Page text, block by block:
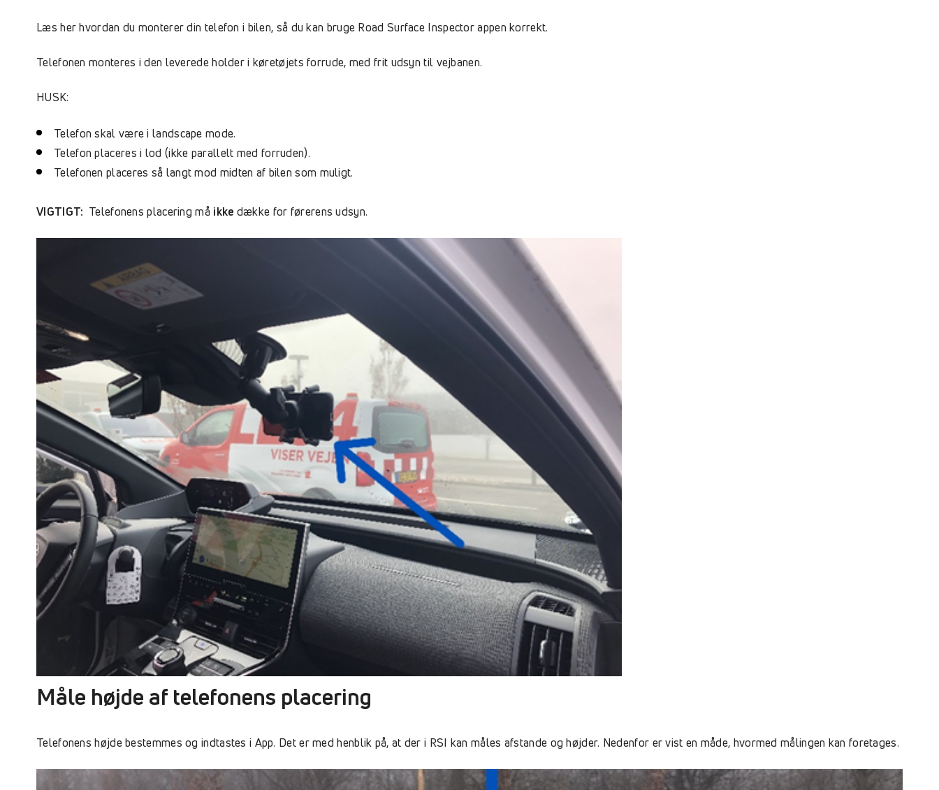
Læs her hvordan du monterer din telefon i bilen, så du kan bruge Road Surface Inspector appen korrekt.
Telefonen monteres i den leverede holder i køretøjets forrude, med frit udsyn til vejbanen.
HUSK:
Telefon skal være i landscape mode.
Telefon placeres i lod (ikke parallelt med forruden).
Telefonen placeres så langt mod midten af bilen som muligt.
VIGTIGT: Telefonens placering må ikke dække for førerens udsyn.
Måle højde af telefonens placering
Telefonens højde bestemmes og indtastes i App. Det er med henblik på, at der i RSI kan måles afstande og højder. Nedenfor er vist en måde, hvormed målingen kan foretages.